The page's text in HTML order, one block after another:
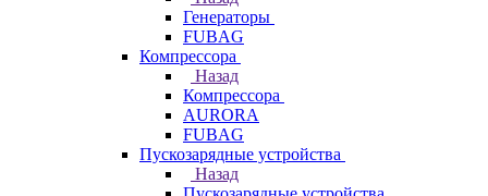
Генераторы
FUBAG
Компрессора
Назад
Компрессора
AURORA
FUBAG
Пускозарядные устройства
Назад